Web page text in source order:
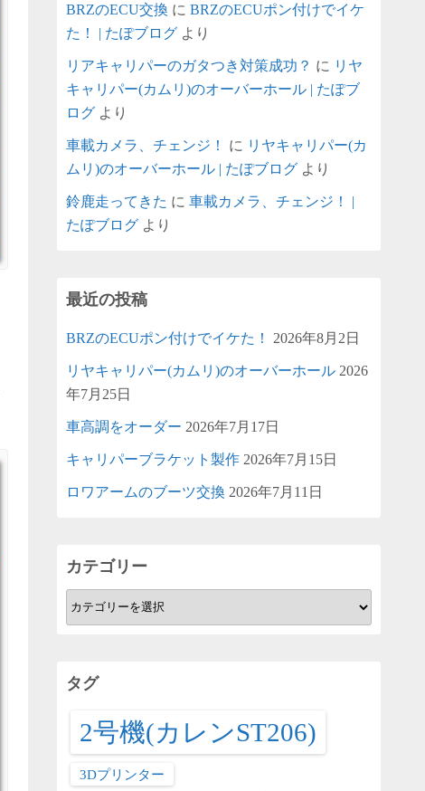
BRZのECU交換 に BRZのECUポン付けでイケ
た！ | たぽブログ より
リアキャリパーのガタつき対策成功？ に リヤ
キャリパー(カムリ)のオーバーホール | たぽブ
ログ より
車載カメラ、チェンジ！ に リヤキャリパー(カ
ムリ)のオーバーホール | たぽブログ より
鈴鹿走ってきた に 車載カメラ、チェンジ！ |
たぽブログ より
最近の投稿
BRZのECUポン付けでイケた！ 2026年8月2日
リヤキャリパー(カムリ)のオーバーホール 2026
年7月25日
車高調をオーダー 2026年7月17日
キャリパーブラケット製作 2026年7月15日
ロワアームのブーツ交換 2026年7月11日
カテゴリー
カ
テ
ー
タグ
2号機(カレンST206)
3Dプリンター